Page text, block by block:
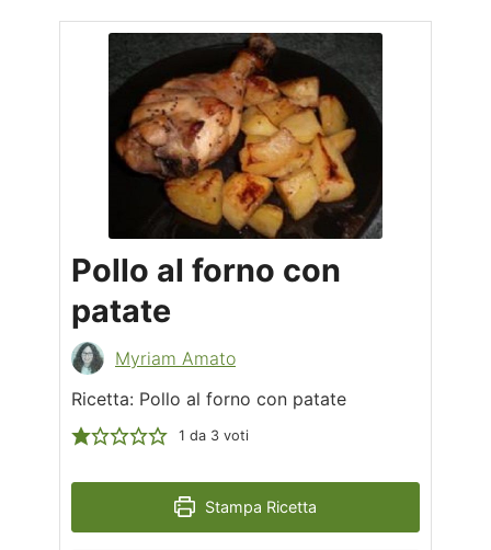
Pollo al forno con
patate
Myriam Amato
Ricetta: Pollo al forno con patate
1 da 3voti
Stampa Ricetta